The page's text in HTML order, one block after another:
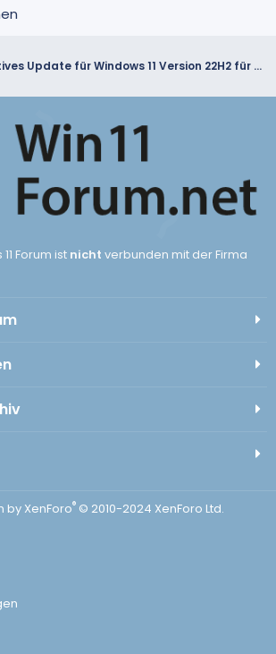
2024-01 Kumulatives Update für Windows 11 Version 22H2 für x64-basierte Systeme (KB5034123) funktioniert nicht.
Forum ist nicht verbunden mit der Firma
by XenForo® © 2010-2024 XenForo Ltd.